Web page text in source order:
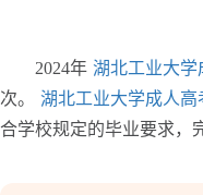
2024年 湖北工业大学
次。
湖北工业大学成人高
合学校规定的毕业要求，